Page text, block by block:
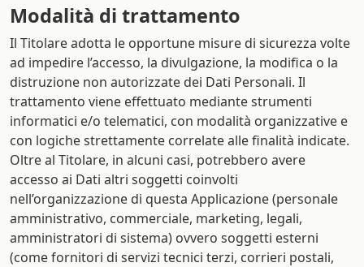
Modalità di trattamento
Il Titolare adotta le opportune misure di sicurezza volte
ad impedire l’accesso, la divulgazione, la modifica o la
distruzione non autorizzate dei Dati Personali. Il
trattamento viene effettuato mediante strumenti
informatici e/o telematici, con modalità organizzative e
con logiche strettamente correlate alle finalità indicate.
Oltre al Titolare, in alcuni casi, potrebbero avere
accesso ai Dati altri soggetti coinvolti
nell’organizzazione di questa Applicazione (personale
amministrativo, commerciale, marketing, legali,
amministratori di sistema) ovvero soggetti esterni
(come fornitori di servizi tecnici terzi, corrieri postali,